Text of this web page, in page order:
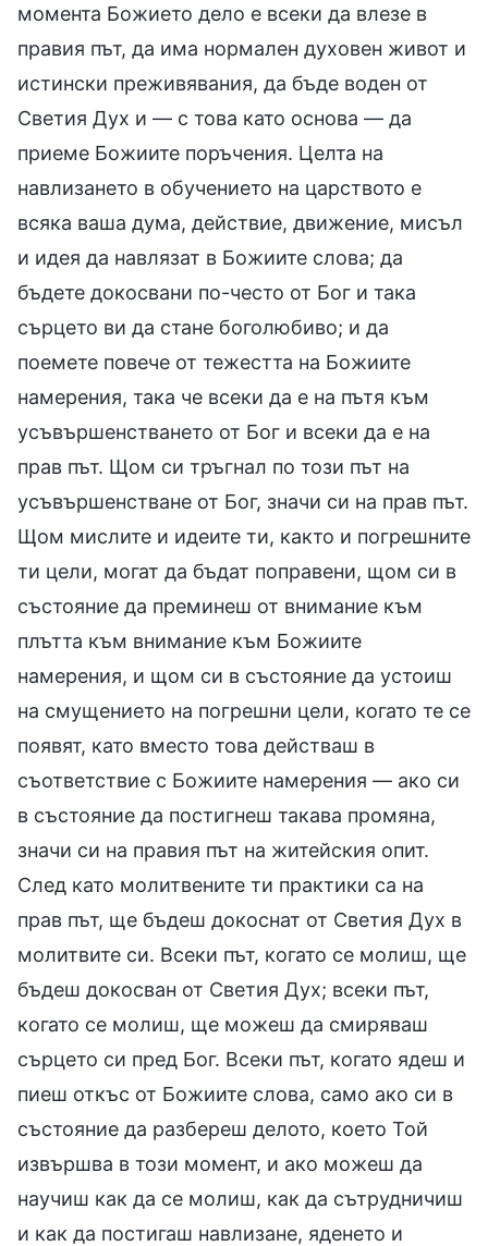
момента Божието дело е всеки да влезе в
правия път, да има нормален духовен живот и
истински преживявания, да бъде воден от
Светия Дух и — с това като основа — да
приеме Божиите поръчения. Целта на
навлизането в обучението на царството е
всяка ваша дума, действие, движение, мисъл
и идея да навлязат в Божиите слова; да
бъдете докосвани по-често от Бог и така
сърцето ви да стане боголюбиво; и да
поемете повече от тежестта на Божиите
намерения, така че всеки да е на пътя към
усъвършенстването от Бог и всеки да е на
прав път. Щом си тръгнал по този път на
усъвършенстване от Бог, значи си на прав път.
Щом мислите и идеите ти, както и погрешните
ти цели, могат да бъдат поправени, щом си в
състояние да преминеш от внимание към
плътта към внимание към Божиите
намерения, и щом си в състояние да устоиш
на смущението на погрешни цели, когато те се
появят, като вместо това действаш в
съответствие с Божиите намерения — ако си
в състояние да постигнеш такава промяна,
значи си на правия път на житейския опит.
След като молитвените ти практики са на
прав път, ще бъдеш докоснат от Светия Дух в
молитвите си. Всеки път, когато се молиш, ще
бъдеш докосван от Светия Дух; всеки път,
когато се молиш, ще можеш да смиряваш
сърцето си пред Бог. Всеки път, когато ядеш и
пиеш откъс от Божиите слова, само ако си в
състояние да разбереш делото, което Той
извършва в този момент, и ако можеш да
научиш как да се молиш, как да сътрудничиш
и как да постигаш навлизане, яденето и